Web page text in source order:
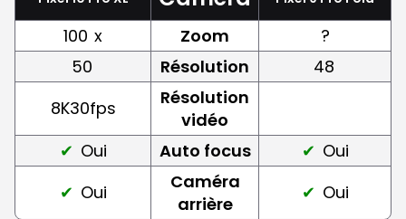
100 x Zoom
?
50
Résolution
48
8K30fps
Résolution
vidéo
Oui
Auto focus
Oui
Oui
Caméra
arrière
Oui